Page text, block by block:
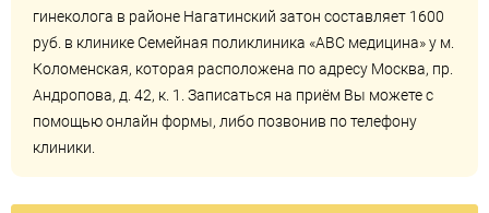
гинеколога в районе Нагатинский затон составляет 1600
руб. в клиникеСемейная поликлиника «ABC медицина» у м.
Коломенская, которая расположена по адресу Москва, пр.
Андропова, д. 42, к. 1. Записаться на приём Вы можете с
помощью онлайн формы, либо позвонив по телефону
клиники.